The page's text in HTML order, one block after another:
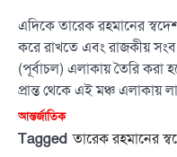
এদিকে তারেক রহমানের
করে রাখতে এবং রাজকীয়
(পূর্বাচল) এলাকায় তৈরি করা
প্রান্ত থেকে এই মঞ্চ এলাকায়
আন্তর্জাতিক
Taggedতারেক রহমানের